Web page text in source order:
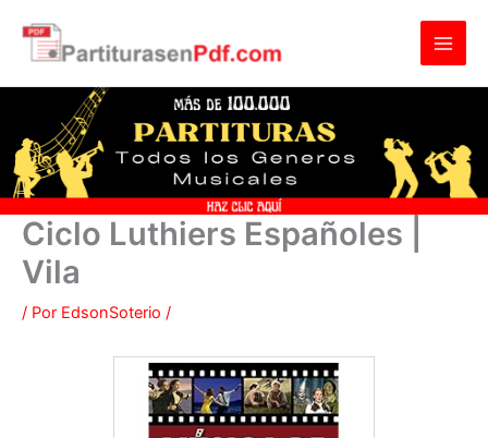
contenido
Ciclo Luthiers Españoles |
Vila
/ Por EdsonSoterio /